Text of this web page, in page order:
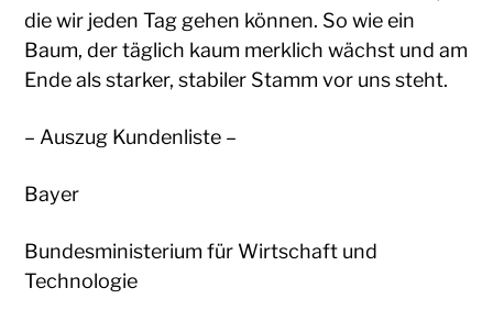
die wir jeden Tag gehen können. So wie ein
Baum, der täglich kaum merklich wächst und am
Ende als starker, stabiler Stamm vor uns steht.
– Auszug Kundenliste –
Bayer
Bundesministerium für Wirtschaft und
Technologie